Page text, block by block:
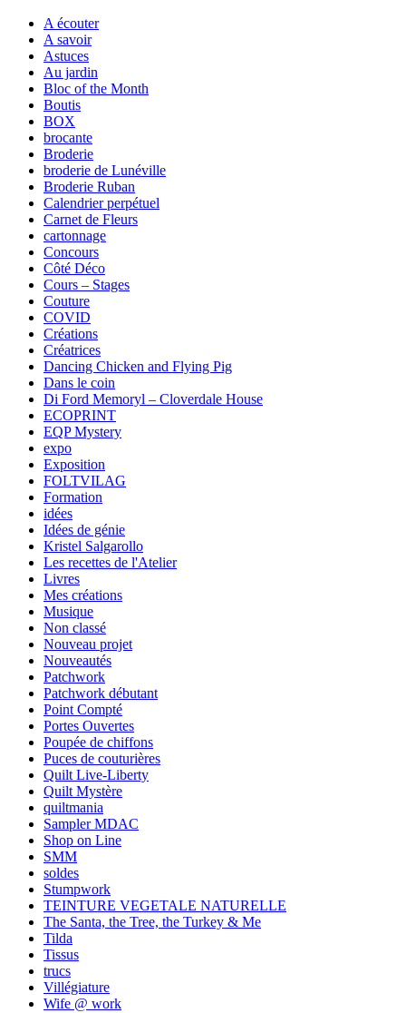
A écouter
A savoir
Astuces
Au jardin
Bloc of the Month
Boutis
BOX
brocante
Broderie
broderie de Lunéville
Broderie Ruban
Calendrier perpétuel
Carnet de Fleurs
cartonnage
Concours
Côté Déco
Cours – Stages
Couture
COVID
Créations
Créatrices
Dancing Chicken and Flying Pig
Dans le coin
Di Ford Memoryl – Cloverdale House
ECOPRINT
EQP Mystery
expo
Exposition
FOLTVILAG
Formation
idées
Idées de génie
Kristel Salgarollo
Les recettes de l'Atelier
Livres
Mes créations
Musique
Non classé
Nouveau projet
Nouveautés
Patchwork
Patchwork débutant
Point Compté
Portes Ouvertes
Poupée de chiffons
Puces de couturières
Quilt Live-Liberty
Quilt Mystère
quiltmania
Sampler MDAC
Shop on Line
SMM
soldes
Stumpwork
TEINTURE VEGETALE NATURELLE
The Santa, the Tree, the Turkey & Me
Tilda
Tissus
trucs
Villégiature
Wife @ work